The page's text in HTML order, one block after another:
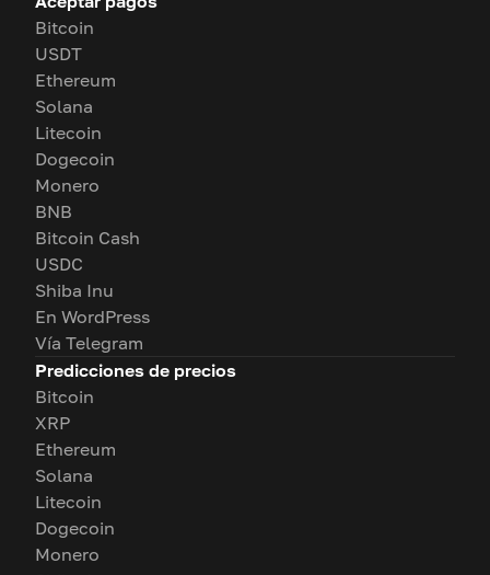
Bitcoin
USDT
Ethereum
Solana
Litecoin
Dogecoin
Monero
BNB
Bitcoin Cash
USDC
Shiba Inu
En WordPress
Vía Telegram
Predicciones de precios
Bitcoin
XRP
Ethereum
Solana
Litecoin
Dogecoin
Monero